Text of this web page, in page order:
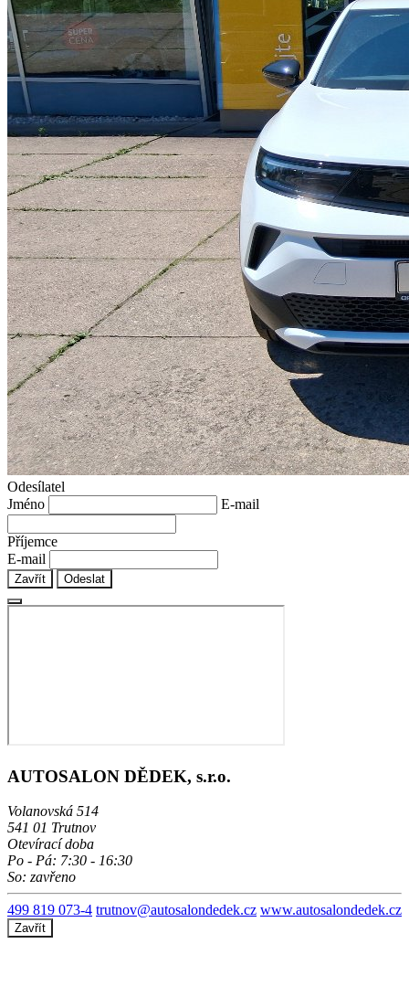
Odesílatel
Jméno
E-mail
Příjemce
E-mail
Zavřít Odeslat
AUTOSALON DĚDEK, s.r.o.
Volanovská 514
541 01 Trutnov
Otevírací doba
Po - Pá: 7:30 - 16:30
So: zavřeno
499 819 073-4 trutnov@autosalondedek.cz www.autosalondedek.cz
Zavřít